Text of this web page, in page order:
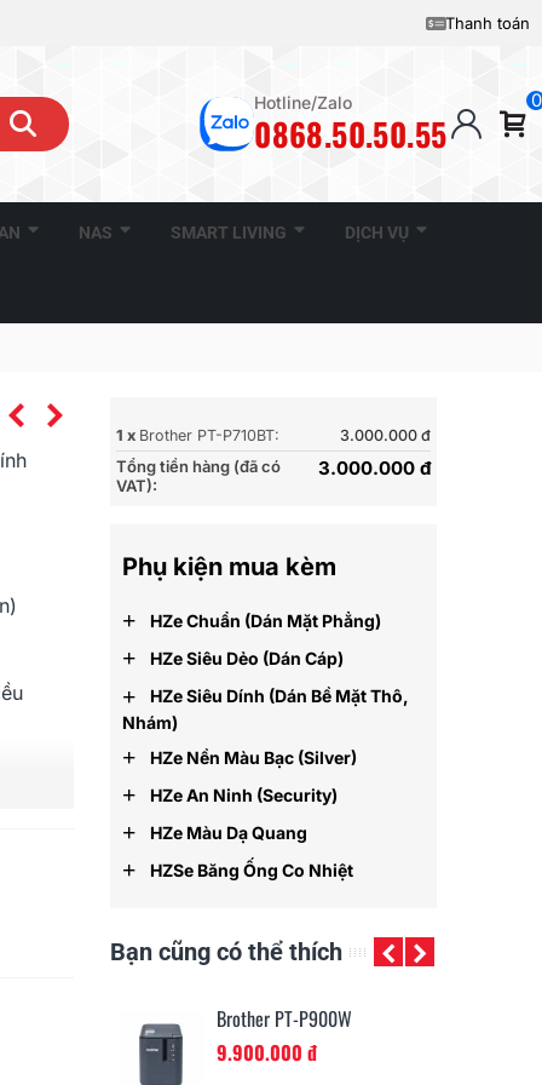
Thanh toán
Hotline/Zalo
0868.50.50.55
0
NAS SMART LIVING DỊCH VỤ
1 x Brother PT-P710BT: 3.000.000 đ
Tổng tiền hàng (đã có
VAT):
3.000.000 đ
Phụ kiện mua kèm
+ HZe Chuẩn (dán Mặt Phẳng)
+ HZe Siêu Dẻo (dán Cáp)
+
HZe Siêu Dính (dán Bề Mặt Thô,
Nhám)
+ HZe Nền Màu Bạc (silver)
+ HZe An Ninh (security)
+ HZe Màu Dạ Quang
+ HZSe Băng Ống Co Nhiệt
Bạn cũng có thể thích
Brother PT-P900W
9.900.000 đ